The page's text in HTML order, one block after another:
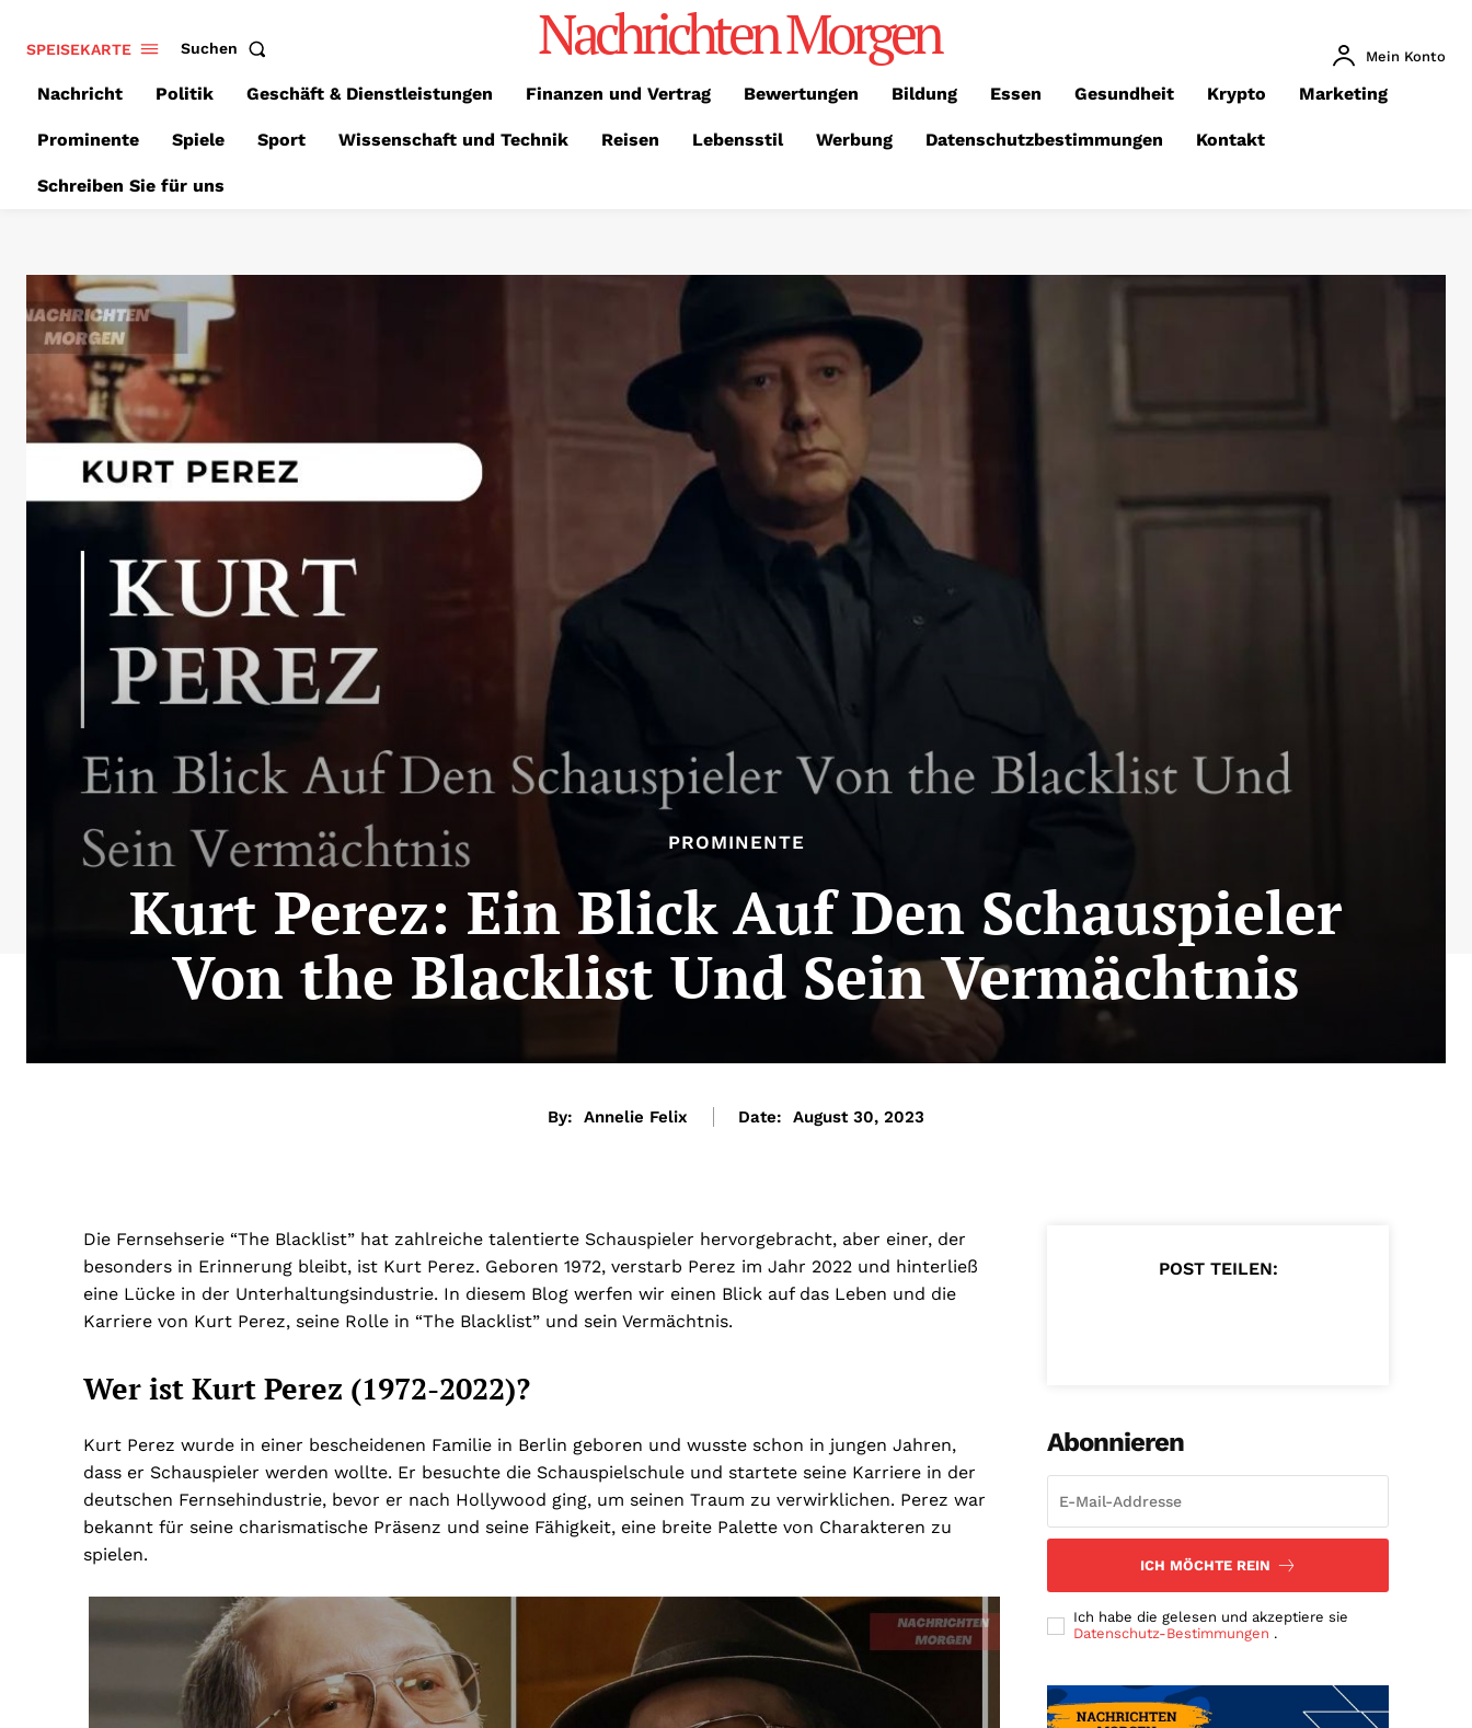
SPEISEKARTE Suchen Nachrichten Morgen Mein Konto
Nachricht Politik Geschäft & Dienstleistungen Finanzen und Vertrag Bewertungen Bildung Essen Gesundheit Krypto Marketing
Prominente Spiele Sport Wissenschaft und Technik Reisen Lebensstil Werbung Datenschutzbestimmungen Kontakt
Schreiben Sie für uns
PROMINENTE
Kurt Perez: Ein Blick Auf Den Schauspieler
Von the Blacklist Und Sein Vermächtnis
By: Annelie Felix Date: August 30, 2023
Die Fernsehserie “The Blacklist” hat zahlreiche talentierte Schauspieler hervorgebracht, aber einer, der
besonders in Erinnerung bleibt, ist Kurt Perez. Geboren 1972, verstarb Perez im Jahr 2022 und hinterließ
eine Lücke in der Unterhaltungsindustrie. In diesem Blog werfen wir einen Blick auf das Leben und die
Karriere von Kurt Perez, seine Rolle in “The Blacklist” und sein Vermächtnis.
Wer ist Kurt Perez (1972-2022)?
Kurt Perez wurde in einer bescheidenen Familie in Berlin geboren und wusste schon in jungen Jahren,
dass er Schauspieler werden wollte. Er besuchte die Schauspielschule und startete seine Karriere in der
deutschen Fernsehindustrie, bevor er nach Hollywood ging, um seinen Traum zu verwirklichen. Perez war
bekannt für seine charismatische Präsenz und seine Fähigkeit, eine breite Palette von Charakteren zu
spielen.
POST TEILEN:
Abonnieren
ICH MÖCHTE REIN
Ich habe die gelesen und akzeptiere sie
Datenschutz-Bestimmungen .